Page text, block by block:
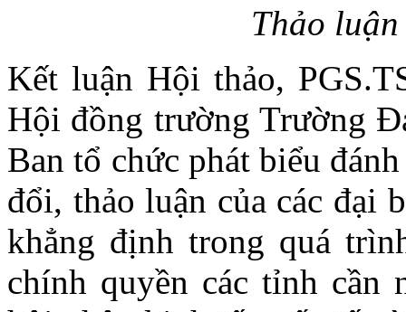
Thảo
Kết luận Hội thảo,
Hội đồng trường Trường
Ban tổ chức phát biểu
đổi, thảo luận của các đại
khẳng định trong quá
chính quyền các tỉnh cần